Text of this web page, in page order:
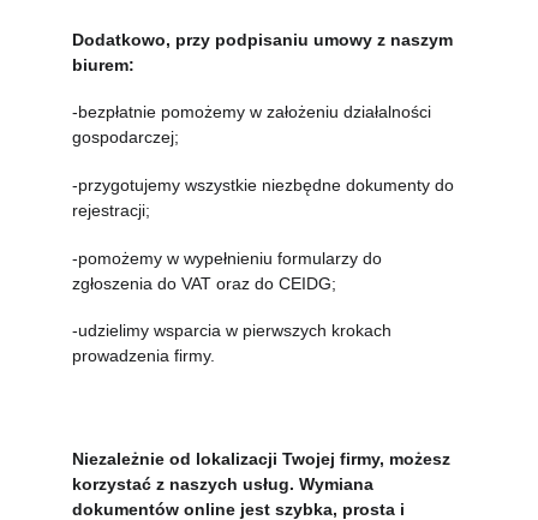
Dodatkowo, przy podpisaniu umowy z naszym
biurem:
-bezpłatnie pomożemy w założeniu działalności
gospodarczej;
-przygotujemy wszystkie niezbędne dokumenty do
rejestracji;
-pomożemy w wypełnieniu formularzy do
zgłoszenia do VAT oraz do CEIDG;
-udzielimy wsparcia w pierwszych krokach
prowadzenia firmy.
Niezależnie od lokalizacji Twojej firmy, możesz
korzystać z naszych usług. Wymiana
dokumentów online jest szybka, prosta i